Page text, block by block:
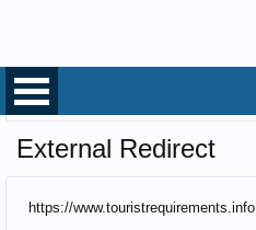
Trang chủ
External Redirect
https://www.touristrequirements.info